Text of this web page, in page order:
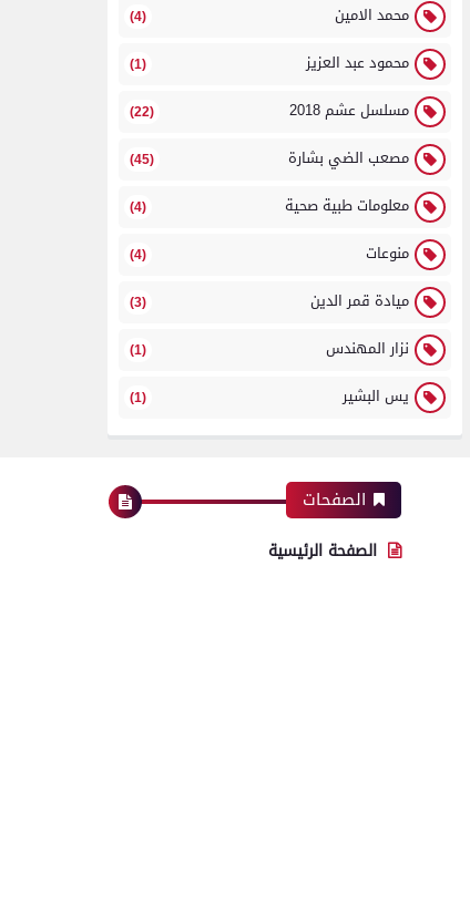
محمد الامين (4)
محمود عبد العزيز (1)
مسلسل عشم 2018 (22)
مصعب الضي بشارة (45)
معلومات طبية صحية (4)
منوعات (4)
ميادة قمر الدين (3)
نزار المهندس (1)
يس البشير (1)
الصفحات
الصفحة الرئيسية